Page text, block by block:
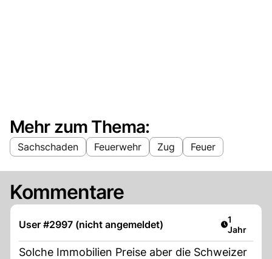
Mehr zum Thema:
Sachschaden Feuerwehr Zug Feuer
Kommentare
User #2997 (nicht angemeldet) Artikel
1
Jahr
Solche Immobilien Preise aber die Schweizer